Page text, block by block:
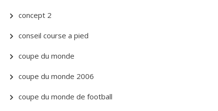
concept 2
conseil course a pied
coupe du monde
coupe du monde 2006
coupe du monde de football